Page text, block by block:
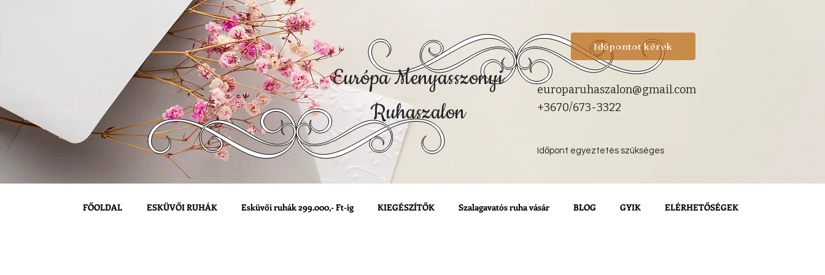
europaruhaszalon@gmail.com
+3670/673-3322
Időpont egyeztetés szükséges
Európa Menyasszonyi
Ruhaszalon
Időpontot kérek
FŐOLDAL ESKÜVŐI RUHÁK Esküvői ruhák 299.000,- Ft-ig KIEGÉSZÍTŐK Szalagavatós ruha vásár BLOG GYIK ELÉRHETŐSÉGEK